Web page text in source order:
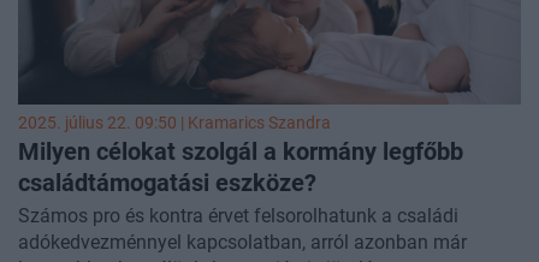
2025. július 22. 09:50 | Kramarics Szandra
Milyen célokat szolgál a kormány legfőbb
családtámogatási eszköze?
Számos pro és kontra érvet felsorolhatunk a családi
adókedvezménnyel kapcsolatban, arról azonban már